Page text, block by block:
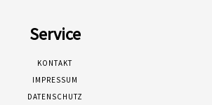
Service
KONTAKT
IMPRESSUM
DATENSCHUTZ